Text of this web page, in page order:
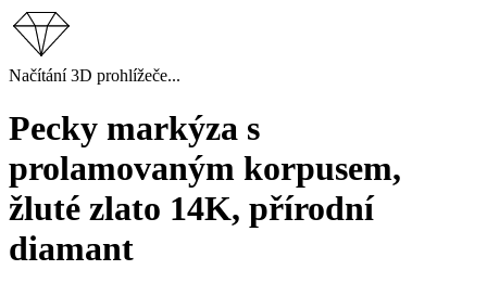
Načítání 3D prohlížeče...
Pecky markýza s
prolamovaným korpusem,
žluté zlato 14K, přírodní
diamant